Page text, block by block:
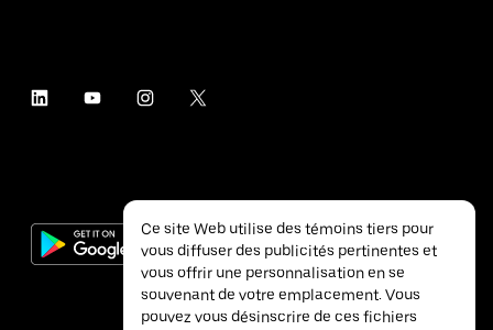
Ce site Web utilise des témoins tiers pour
vous diffuser des publicités pertinentes et
vous offrir une personnalisation en se
souvenant de votre emplacement. Vous
pouvez vous désinscrire de ces fichiers